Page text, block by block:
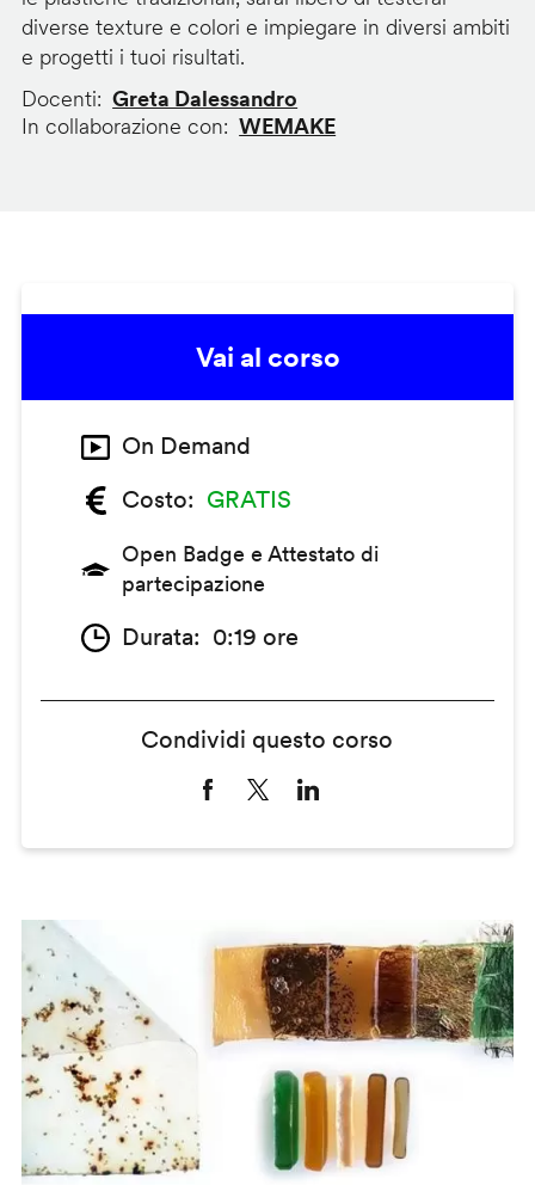
diverse texture e colori e impiegare in diversi ambiti
e progetti i tuoi risultati.
Docenti
Greta Dalessandro
In collaborazione con
WEMAKE
Vai al corso
On Demand
Costo
GRATIS
Open Badge e Attestato di
partecipazione
Durata 0:19 ore
Condividi questo corso